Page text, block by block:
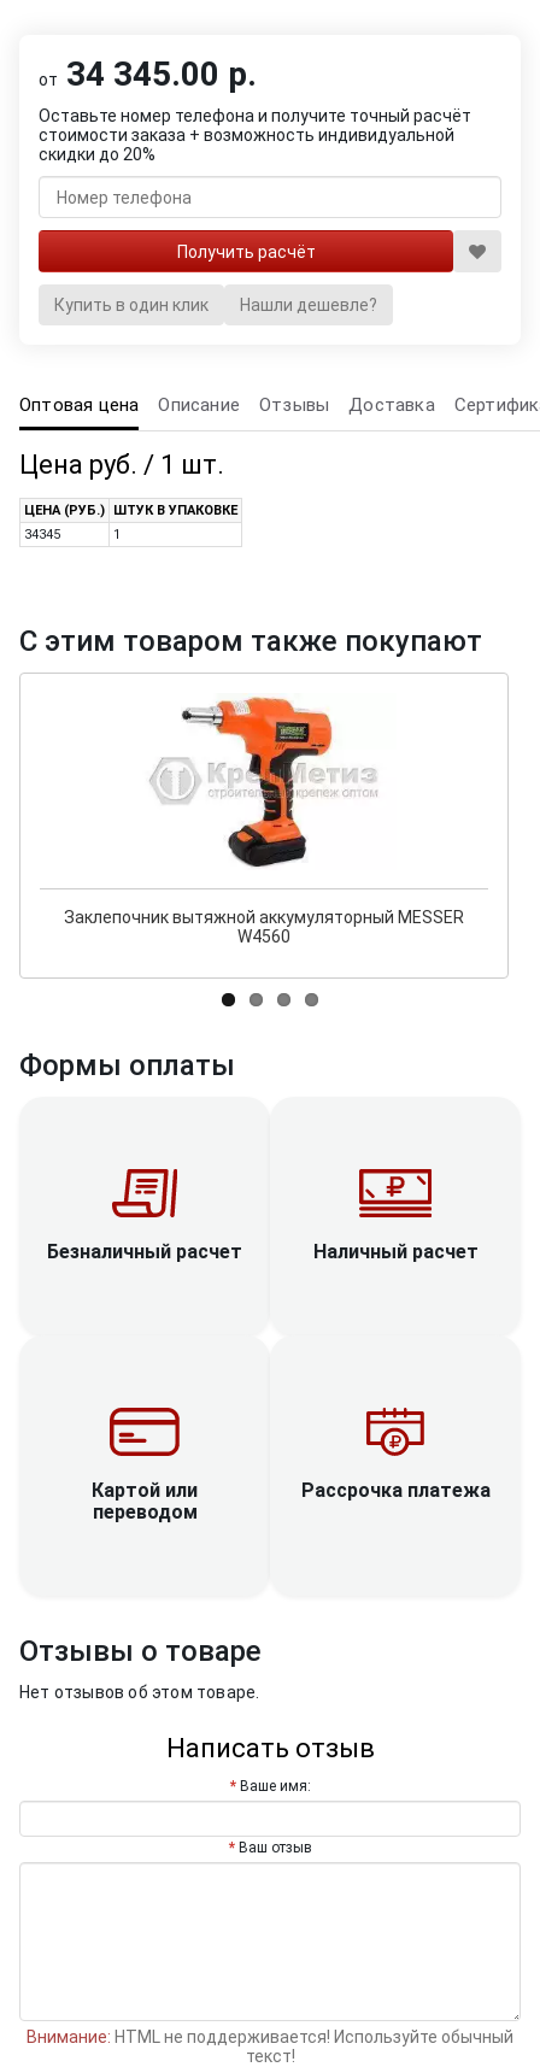
от 34 345.00 р.
Оставьте номер телефона и получите точный расчёт
стоимости заказа + возможность индивидуальной
скидки до 20%
Купить в один клик Нашли дешевле?
Оптовая цена Описание Отзывы Доставка
Цена руб. / 1 шт.
ЦЕНА (РУБ.)
ШТУК В УПАКОВКЕ
34345
1
С этим товаром также покупают
Заклепочник вытяжной аккумуляторный MESSER
W4560
Формы оплаты
Безналичный расчет Наличный расчет
Картой или
переводом
Рассрочка платежа
Отзывы о товаре
Нет отзывов об этом товаре.
Написать отзыв
Ваше имя:
Ваш отзыв
Внимание: HTML не поддерживается! Используйте обычный
текст!